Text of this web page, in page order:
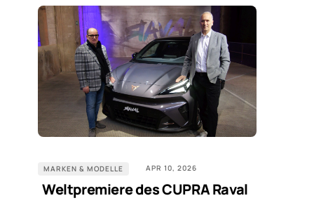
MARKEN & MODELLE APR 10, 2026
Weltpremiere des CUPRA Raval